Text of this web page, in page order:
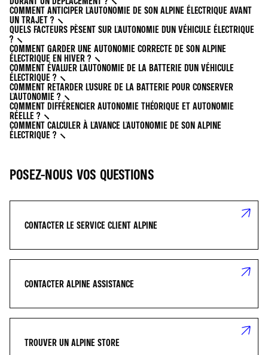
COMMENT ANTICIPER L'AUTONOMIE DE SON ALPINE ÉLECTRIQUE AVANT
UN TRAJET ?
QUELS FACTEURS PÈSENT SUR L'AUTONOMIE D'UN VÉHICULE ÉLECTRIQUE
?
COMMENT GARDER UNE AUTONOMIE CORRECTE DE SON ALPINE
ÉLECTRIQUE EN HIVER ?
COMMENT ÉVALUER L'AUTONOMIE DE LA BATTERIE D'UN VÉHICULE
ÉLECTRIQUE ?
COMMENT RETARDER L'USURE DE LA BATTERIE POUR CONSERVER
L'AUTONOMIE ?
COMMENT DIFFÉRENCIER AUTONOMIE THÉORIQUE ET AUTONOMIE
RÉELLE ?
COMMENT CALCULER À L'AVANCE L'AUTONOMIE DE SON ALPINE
ÉLECTRIQUE ?
POSEZ-NOUS VOS QUESTIONS
CONTACTER LE SERVICE CLIENT ALPINE
CONTACTER ALPINE ASSISTANCE
TROUVER UN ALPINE STORE